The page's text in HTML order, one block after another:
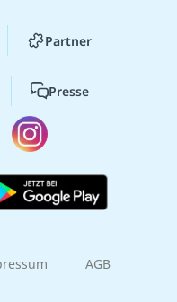
Partner
Presse
AGB